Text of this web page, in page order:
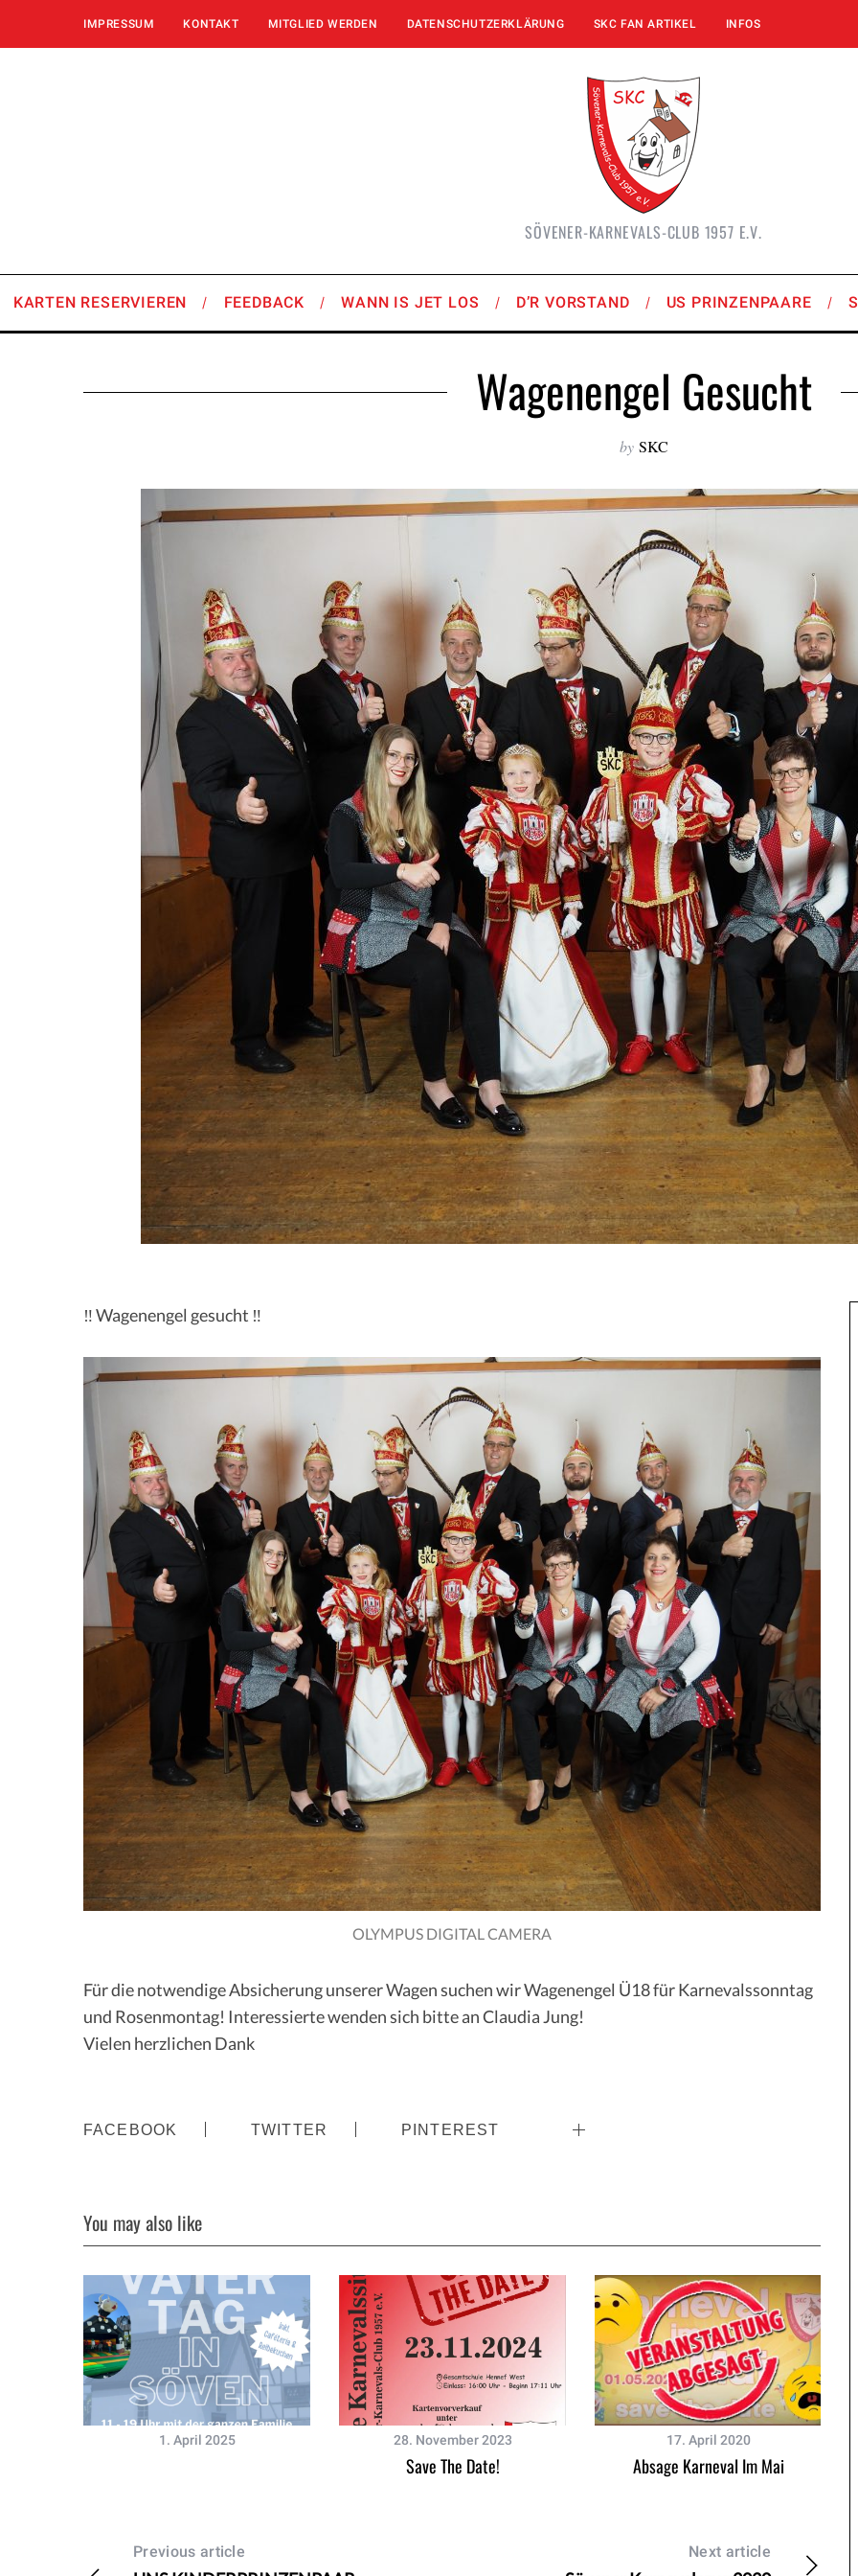
IMPRESSUM KONTAKT MITGLIED WERDEN DATENSCHUTZERKLÄRUNG SKC FAN ARTIKEL INFOS
SÖVENER-KARNEVALS-CLUB 1957 E.V.
KARTEN RESERVIEREN FEEDBACK WANN IS JET LOS D’R VORSTAND US PRINZENPAARE
Wagenengel Gesucht
by SKC
‼️ Wagenengel gesucht ‼️
OLYMPUS DIGITAL CAMERA
Für die notwendige Absicherung unserer Wagen suchen wir Wagenengel Ü18 für Karnevalssonntag
und Rosenmontag! Interessierte wenden sich bitte an Claudia Jung!
Vielen herzlichen Dank
FACEBOOK TWITTER PINTEREST
You may also like
1. April 2025 28. November 2023
Save The Date!
17. April 2020
Absage Karneval Im Mai
Previous article Next article
S
e
a
r
c
r